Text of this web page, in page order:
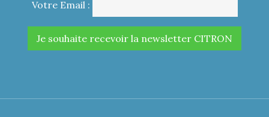
Votre Email :